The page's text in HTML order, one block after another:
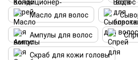
Масло для волос
Ампулы для волос
Скраб для кожи головы